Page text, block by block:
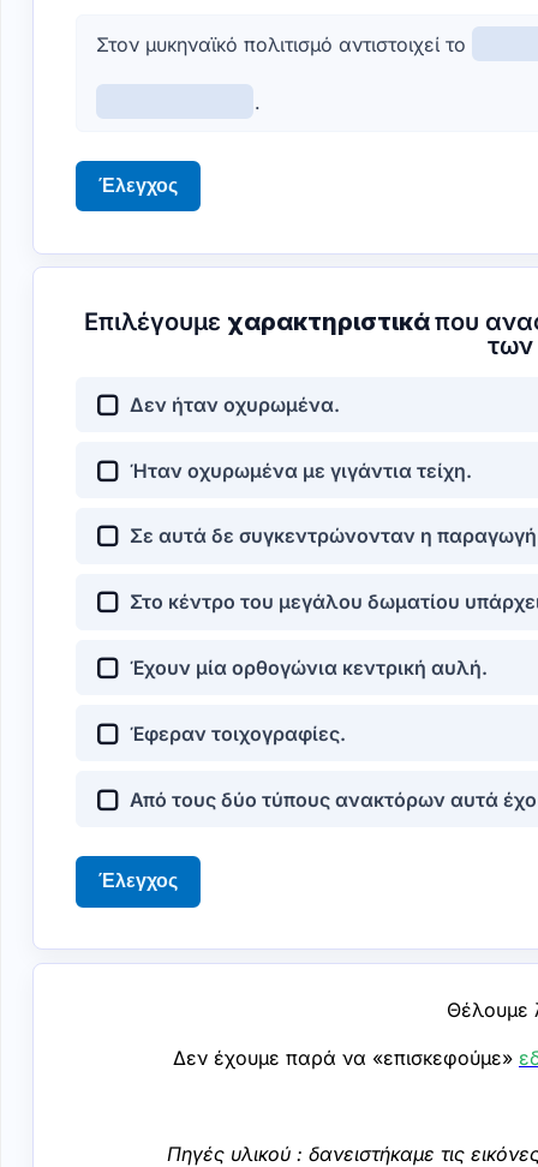
Στον μυκηναϊκό πολιτισμό αντιστοιχεί το
.
Έλεγχος
Επιλέγουμε χαρακτηριστικάπου
των
Δεν ήταν οχυρωμένα.
Ήταν οχυρωμένα με γιγάντια τείχη.
Σε αυτά δε συγκεντρώνονταν η παραγωγή
Στο κέντρο του μεγάλου δωματίου
Έχουν μία ορθογώνια κεντρική αυλή.
Έφεραν τοιχογραφίες.
Από τους δύο τύπους ανακτόρων αυτά
Έλεγχος
Θέλουμε
Δεν έχουμε παρά να «επισκεφούμε»
Πηγές υλικού : δανειστήκαμε τις